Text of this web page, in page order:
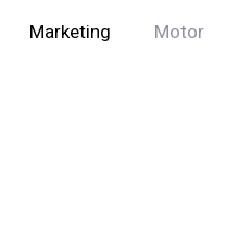
Marketing Motor